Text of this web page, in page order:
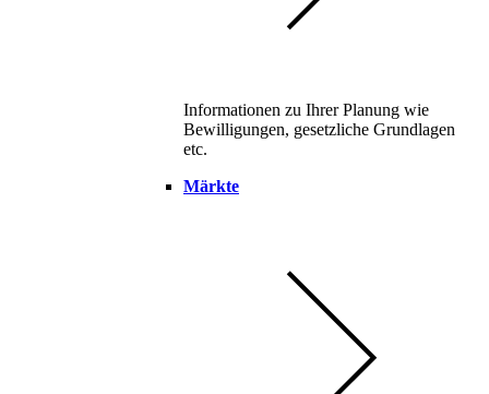
Informationen zu Ihrer Planung wie
Bewilligungen, gesetzliche Grundlagen
etc.
Märkte